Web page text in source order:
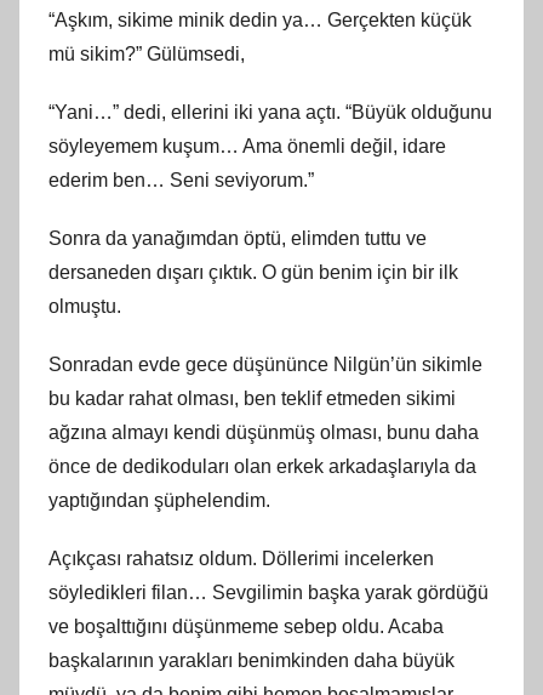
“Aşkım, sikime minik dedin ya… Gerçekten küçük
mü sikim?” Gülümsedi,
“Yani…” dedi, ellerini iki yana açtı. “Büyük olduğunu
söyleyemem kuşum… Ama önemli değil, idare
ederim ben… Seni seviyorum.”
Sonra da yanağımdan öptü, elimden tuttu ve
dersaneden dışarı çıktık. O gün benim için bir ilk
olmuştu.
Sonradan evde gece düşününce Nilgün’ün sikimle
bu kadar rahat olması, ben teklif etmeden sikimi
ağzına almayı kendi düşünmüş olması, bunu daha
önce de dedikoduları olan erkek arkadaşlarıyla da
yaptığından şüphelendim.
Açıkçası rahatsız oldum. Döllerimi incelerken
söyledikleri filan… Sevgilimin başka yarak gördüğü
ve boşalttığını düşünmeme sebep oldu. Acaba
başkalarının yarakları benimkinden daha büyük